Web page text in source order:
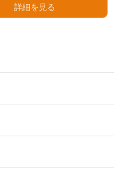
底板はそれぞれ10kgの耐荷
詳細を見る